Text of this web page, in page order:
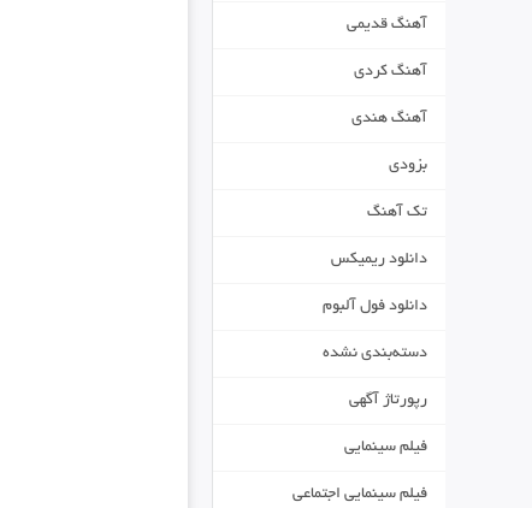
آهنگ قدیمی
آهنگ کردی
آهنگ هندی
بزودی
تک آهنگ
دانلود ریمیکس
دانلود فول آلبوم
دسته‌بندی نشده
رپورتاژ آگهی
فیلم سینمایی
فیلم سینمایی اجتماعی